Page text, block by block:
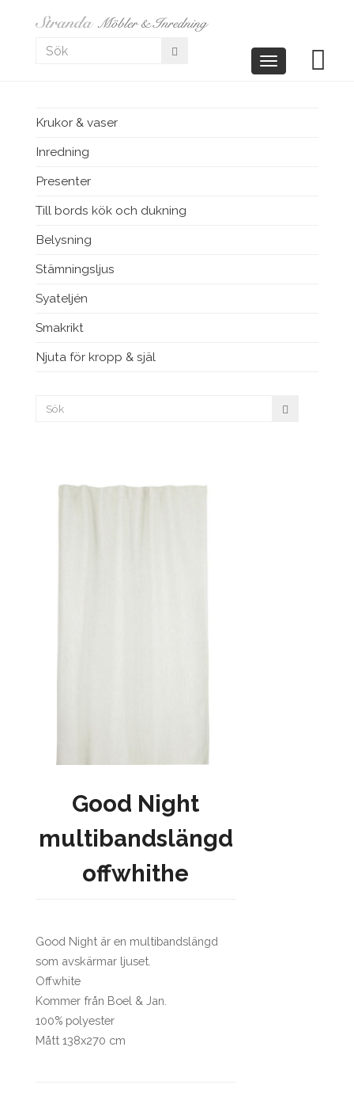
Toggle
Krukor & vaser
Inredning
Presenter
Till bords kök och dukning
Belysning
Stämningsljus
Syateljén
Smakrikt
Njuta för kropp & själ
Good Night
multibandslängd
offwhithe
Good Night är en multibandslängd
som avskärmar ljuset.
Offwhite
Kommer från Boel & Jan.
100% polyester
Mått 138x270 cm